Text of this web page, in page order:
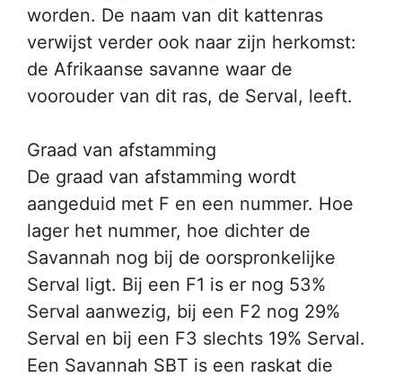
worden. De naam van dit kattenras
verwijst verder ook naar zijn herkomst:
de Afrikaanse savanne waar de
voorouder van dit ras, de Serval, leeft.
Graad van afstamming
De graad van afstamming wordt
aangeduid met F en een nummer. Hoe
lager het nummer, hoe dichter de
Savannah nog bij de oorspronkelijke
Serval ligt. Bij een F1 is er nog 53%
Serval aanwezig, bij een F2 nog 29%
Serval en bij een F3 slechts 19% Serval.
Een Savannah SBT is een raskat die